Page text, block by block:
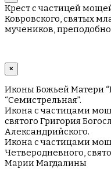
Крест с частицей
Ковровского, святых
мучеников,
×
Иконы Божьей Матери
“Семистрельная”.
Икона с частицами
святого Григория
Александрийского.
Икона с частицами
Четверодневного,
Марии Магдалины